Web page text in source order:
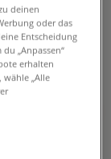
deinen
oder das
Entscheidung
„Anpassen“
erhalten
„Alle